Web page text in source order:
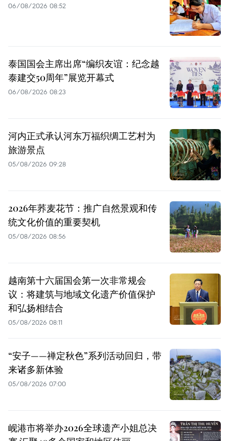
06/08/2026 08:52
泰国国会主席出席“编织友谊：纪念越
泰建交50周年”展览开幕式
06/08/2026 08:23
河内正式承认河东万福织绸工艺村为
旅游景点
05/08/2026 09:28
2026年荞麦花节：推广自然景观和传
统文化价值的重要契机
05/08/2026 08:56
越南第十六届国会第一次非常规会
议：将建筑与地域文化遗产价值保护
和弘扬相结合
05/08/2026 08:11
“安子——禅定秋色”系列活动回归，带
来诸多新体验
05/08/2026 07:00
岘港市将举办2026全球遗产小姐总决